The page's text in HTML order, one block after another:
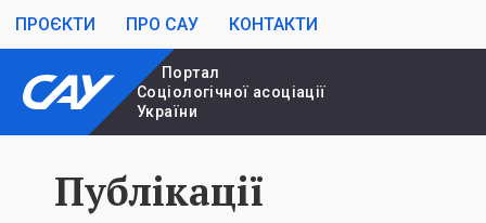
ПРОЄКТИ ПРО САУ КОНТАКТИ
Портал
Cоціологічної асоціації
України
Публікації